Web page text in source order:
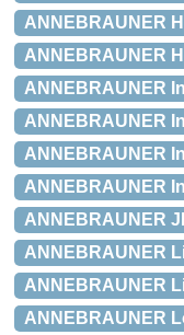
ANNEBRAUNER
ANNEBRAUNER
ANNEBRAUNER
ANNEBRAUNER
ANNEBRAUNER
ANNEBRAUNER
ANNEBRAUNER
ANNEBRAUNER
ANNEBRAUNER
ANNEBRAUNER